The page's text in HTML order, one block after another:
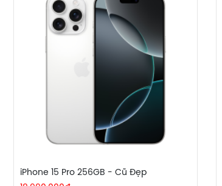
iPhone 15 Pro 256GB - Cũ Đẹp